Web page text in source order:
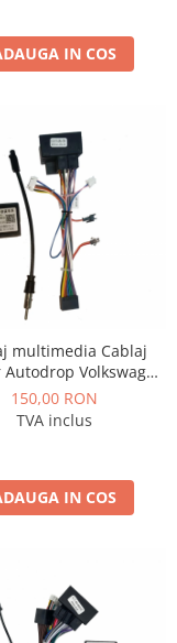
IN COS
multimedia Cablaj
Volkswagen
6 pentru Navigatii
Android
150,00 RON
TVA inclus
IN COS